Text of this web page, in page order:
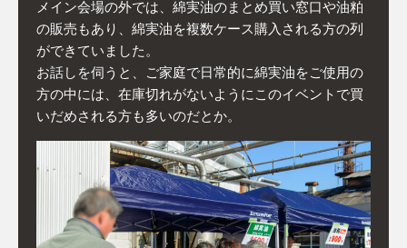
メイン会場の外では、綿実油のまとめ買い窓口や油粕
の販売もあり、綿実油を複数ケース購入される方の列
ができていました。
お話しを伺うと、ご家庭で日常的に綿実油をご使用の
方の中には、在庫切れがないようにこのイベントで買
いだめされる方も多いのだとか。